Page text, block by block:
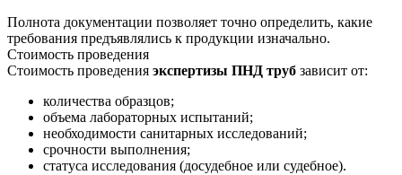
Полнота документации позволяет точно определить, какие
требования предъявлялись к продукции изначально.
Стоимость проведения
Стоимость проведения экспертизы ПНД труб зависит от:
количества образцов;
объема лабораторных испытаний;
необходимости санитарных исследований;
срочности выполнения;
статуса исследования (досудебное или судебное).